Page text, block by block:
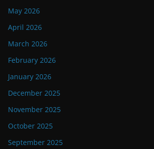
May 2026
April 2026
March 2026
February 2026
January 2026
December 2025
November 2025
October 2025
September 2025